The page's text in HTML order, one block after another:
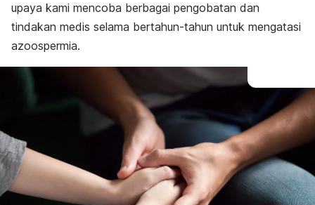
upaya kami mencoba berbagai pengobatan dan
tindakan medis selama bertahun-tahun untuk mengatasi
azoospermia.